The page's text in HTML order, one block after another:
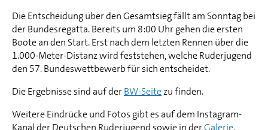
Die Entscheidung über den Gesamtsieg fällt am Sonntag bei
der Bundesregatta. Bereits um 8:00 Uhr gehen die ersten
Boote an den Start. Erst nach dem letzten Rennen über die
1.000-Meter-Distanz wird feststehen, welche Ruderjugend
den 57. Bundeswettbewerb für sich entscheidet.
Die Ergebnisse sind auf derBW-Seitezu finden.
Weitere Eindrücke und Fotos gibt es auf dem Instagram-
Kanal der Deutschen Ruderjugend sowie in derGalerie.